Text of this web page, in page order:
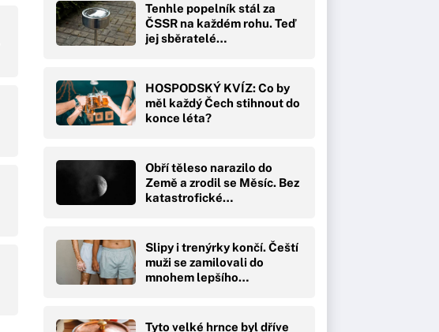
Tenhle popelník stál za
ČSSR na každém rohu. Teď
jej sběratelé…
HOSPODSKÝ KVÍZ: Co by
měl každý Čech stihnout do
konce léta?
Obří těleso narazilo do
Země a zrodil se Měsíc. Bez
katastrofické…
Slipy i trenýrky končí. Čeští
muži se zamilovali do
mnohem lepšího…
Tyto velké hrnce byl dříve